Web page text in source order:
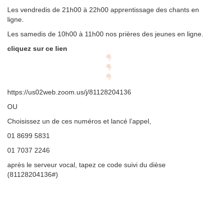
Les vendredis de 21h00 à 22h00 apprentissage des chants en
ligne.
Les samedis de 10h00 à 11h00 nos prières des jeunes en ligne.
cliquez sur ce lien
https://us02web.zoom.us/j/81128204136
OU
Choisissez un de ces numéros et lancé l’appel,
01 8699 5831
01 7037 2246
après le serveur vocal, tapez ce code suivi du dièse
(81128204136#)